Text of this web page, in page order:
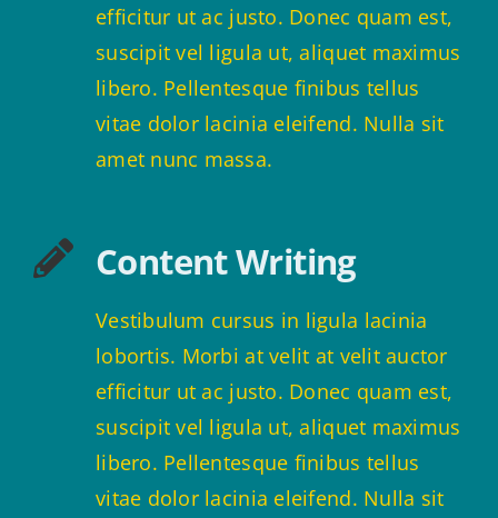
efficitur ut ac justo. Donec quam est,
suscipit vel ligula ut, aliquet maximus
libero. Pellentesque finibus tellus
vitae dolor lacinia eleifend. Nulla sit
amet nunc massa.
Content Writing
Vestibulum cursus in ligula lacinia
lobortis. Morbi at velit at velit auctor
efficitur ut ac justo. Donec quam est,
suscipit vel ligula ut, aliquet maximus
libero. Pellentesque finibus tellus
vitae dolor lacinia eleifend. Nulla sit